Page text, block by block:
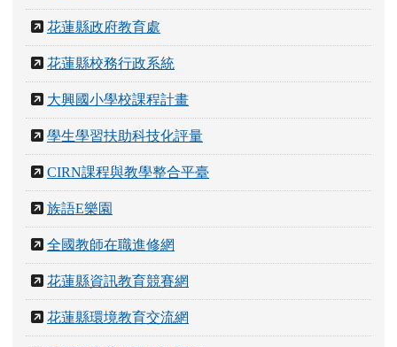
花蓮縣政府教育處
花蓮縣校務行政系統
大興國小學校課程計畫
學生學習扶助科技化評量
CIRN課程與教學整合平臺
族語E樂園
全國教師在職進修網
花蓮縣資訊教育競賽網
花蓮縣環境教育交流網